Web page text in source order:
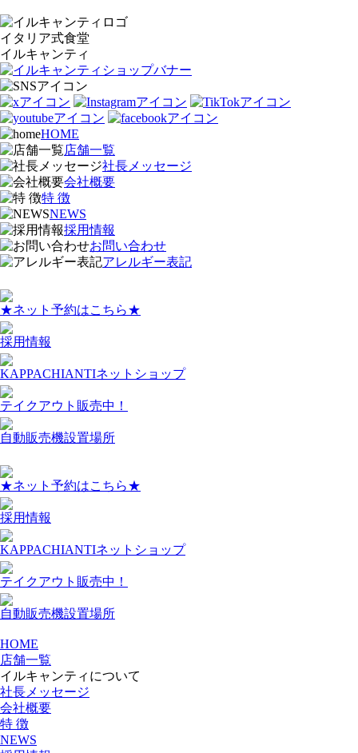
イタリア式食堂
イルキャンティ
HOME
店舗一覧
社長メッセージ
会社概要
特 徴
NEWS
採用情報
お問い合わせ
アレルギー表記
★ネット予約はこちら★
採用情報
KAPPACHIANTIネットショップ
テイクアウト販売中！
自動販売機設置場所
★ネット予約はこちら★
採用情報
KAPPACHIANTIネットショップ
テイクアウト販売中！
自動販売機設置場所
HOME
店舗一覧
イルキャンティについて
社長メッセージ
会社概要
特 徴
NEWS